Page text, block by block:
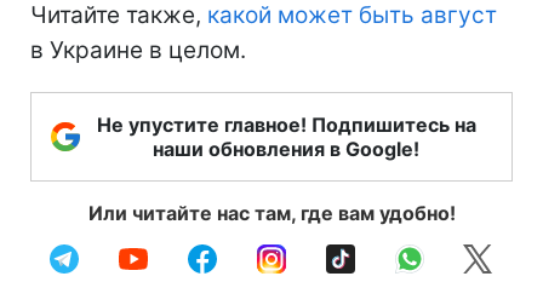
Читайте также, какой может быть август
в Украине в целом.
Не упустите главное! Подпишитесь на
наши обновления в Google!
Или читайте нас там, где вам удобно!